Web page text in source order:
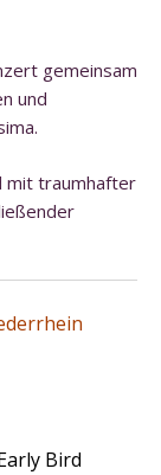
gemeinsam
und
mit traumhafter
Bird